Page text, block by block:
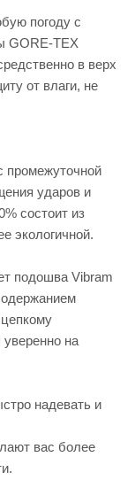
погоду с
GORE-TEX
в верх
от влаги, не
промежуточной
ударов и
состоит из
экологичной.
подошва Vibram
уверенно на
надевать и
вас более